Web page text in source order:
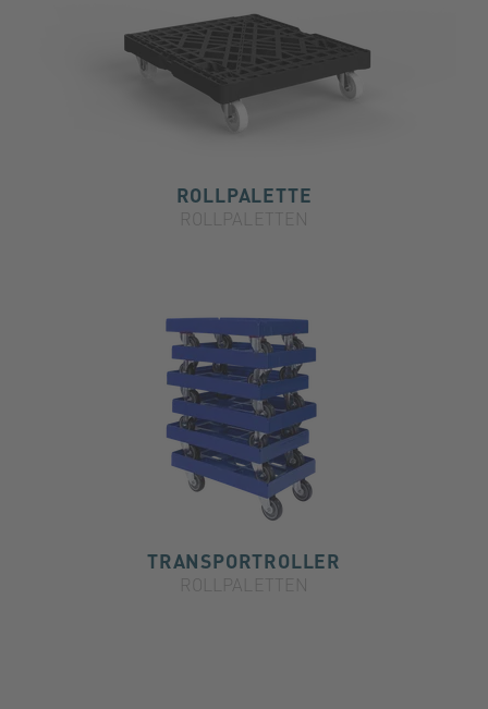
ROLLPALETTE
ROLLPALETTEN
TRANSPORTROLLER
ROLLPALETTEN